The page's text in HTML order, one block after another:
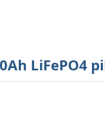
LiFePO4